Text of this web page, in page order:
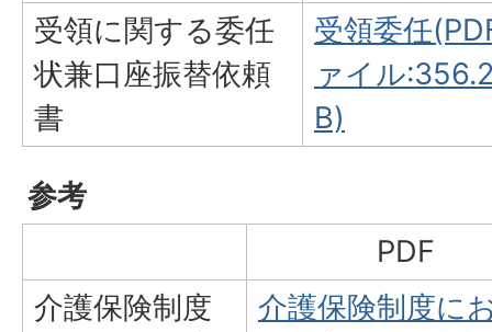
受領に関する委任
状兼口座振替依頼
書
受領委任
ァイル
B)
参考
PDF
介護保険制度
介護保険制度に